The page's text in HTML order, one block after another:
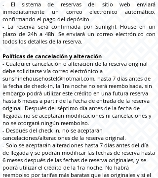
- El sistema de reservas del sitio web enviará
inmediatamente un correo electrónico automático,
confirmando el pago del depósito.
- La reserva será confirmada por Sunlight House en un
plazo de 24h a 48h. Se enviará un correo electrónico con
todos los detalles de la reserva.
Políticas de cancelación y alteración
- Cualquier cancelación o alteración de la reserva original
debe solicitarse vía correo electrónico a
sunshinehousehostel@hotmail.com, hasta 7 días antes de
la fecha de check-in, la 1ra noche no será reembolsada, sin
embargo podrá utilizar este crédito en una futura reserva
hasta 6 meses a partir de la fecha de entrada de la reserva
original. Después del séptimo día antes de la fecha de
llegada, no se aceptarán modificaciones ni cancelaciones y
no se otorgará ningún reembolso.
- Después del check in, no se aceptarán
cancelaciones/alteraciones de la reserva original.
- Solo se aceptarán alteraciones hasta 7 días antes del día
de llegada y se podrán modificar las fechas de reserva hasta
6 meses después de las fechas de reserva originales, y se
podrá utilizar el crédito de la 1ra noche. No habrá
reembolso por tarifas más baratas que las originales y si el